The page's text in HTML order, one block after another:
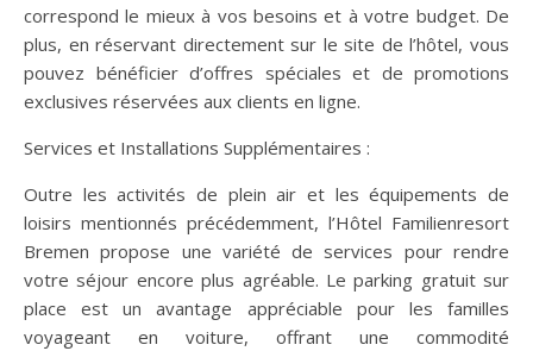
correspond le mieux à vos besoins et à votre budget. De
plus, en réservant directement sur le site de l’hôtel, vous
pouvez bénéficier d’offres spéciales et de promotions
exclusives réservées aux clients en ligne.
Services et Installations Supplémentaires :
Outre les activités de plein air et les équipements de
loisirs mentionnés précédemment, l’Hôtel Familienresort
Bremen propose une variété de services pour rendre
votre séjour encore plus agréable. Le parking gratuit sur
place est un avantage appréciable pour les familles
voyageant en voiture, offrant une commodité